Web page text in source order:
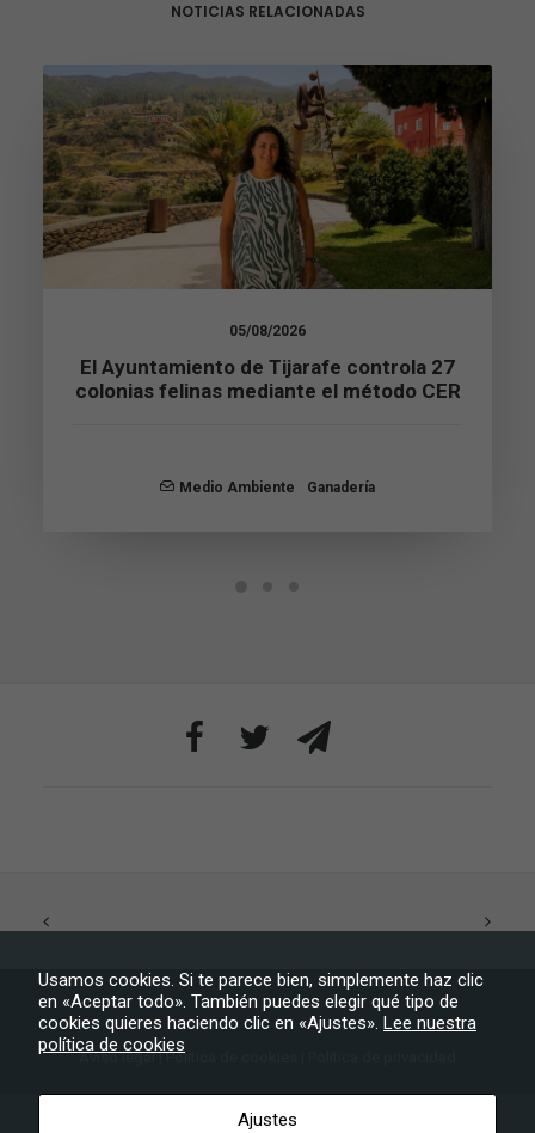
NOTICIAS RELACIONADAS
05/08/2026
El Ayuntamiento de Tijarafe controla 27
colonias felinas mediante el método CER
Medio Ambiente Ganadería
Aviso legal|Política de cookies
Usamos cookies. Si te parece bien, simplemente haz clic
en «Aceptar todo». También puedes elegir qué tipo de
cookies quieres haciendo clic en «Ajustes». Lee nuestra
política de cookies
Ajustes
Necesarias
Estas
cookies no
son
opcionales.
Son
web.
podamos
Para que
nuestra web